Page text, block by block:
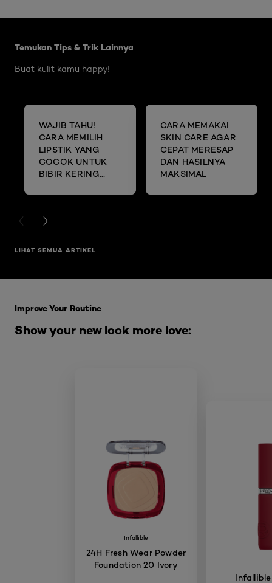
Temukan Tips & Trik Lainnya
Buat kulit kamu happy!
WAJIB TAHU!
CARA MEMILIH
LIPSTIK YANG
COCOK UNTUK
BIBIR KERING
CARA MEMAKAI
SKIN CARE AGAR
CEPAT MERESAP
DAN HASILNYA
MAKSIMAL
PREVIOUS CARD
NEXT CARD
LIHAT SEMUA ARTIKEL
Show your new look more love:
Improve Your Routine
Infallible
24H Fresh Wear Powder
Foundation 20 Ivory